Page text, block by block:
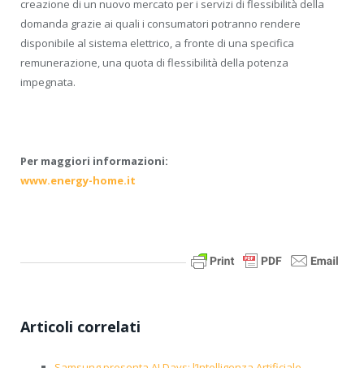
creazione di un nuovo mercato per i servizi di flessibilità della
domanda grazie ai quali i consumatori potranno rendere
disponibile al sistema elettrico, a fronte di una specifica
remunerazione, una quota di flessibilità della potenza
impegnata.
Per maggiori informazioni:
www.energy-home.it
Articoli correlati